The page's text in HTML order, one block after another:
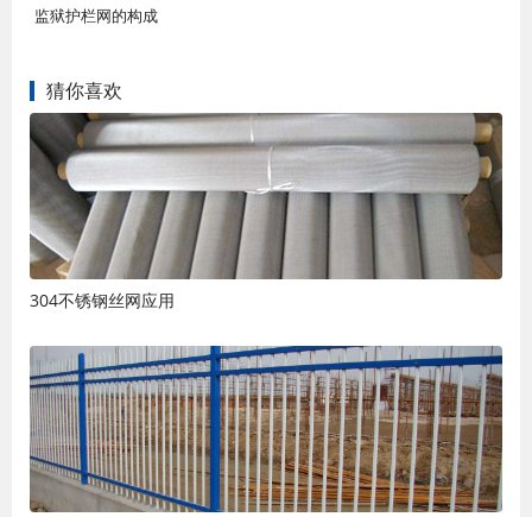
监狱护栏网的构成
猜你喜欢
304不锈钢丝网应用